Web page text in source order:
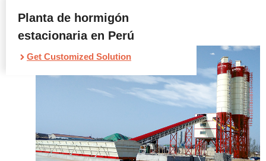
Planta de hormigón
estacionaria en Perú
Get Customized Solution